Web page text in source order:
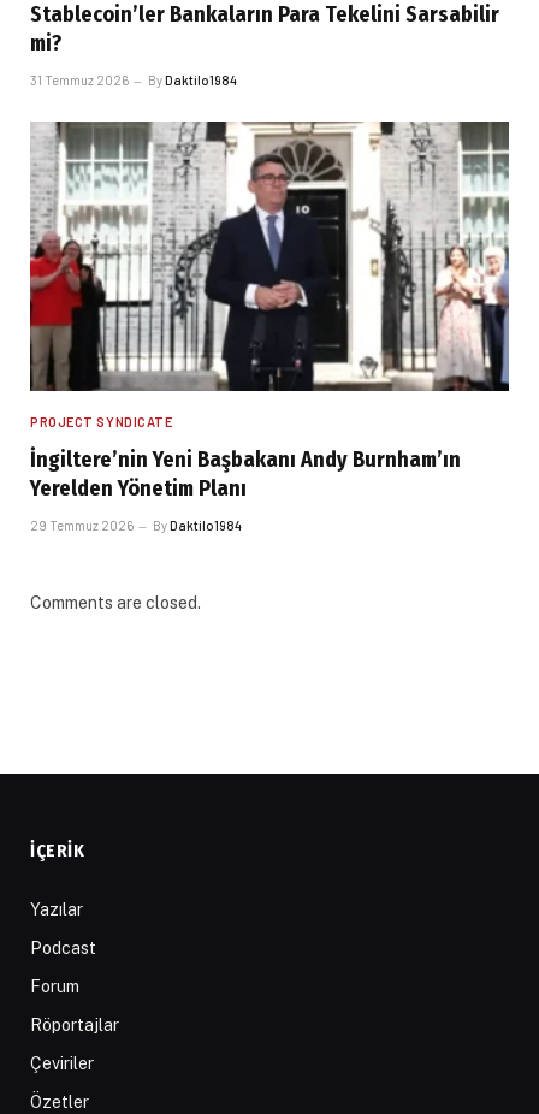
Stablecoin’ler Bankaların Para Tekelini Sarsabilir
mi?
31 Temmuz 2026 ByDaktilo1984
PROJECT SYNDICATE
İngiltere’nin Yeni Başbakanı Andy Burnham’ın
Yerelden Yönetim Planı
29 Temmuz 2026 ByDaktilo1984
Comments are closed.
İÇERIK
Yazılar
Podcast
Forum
Röportajlar
Çeviriler
Özetler